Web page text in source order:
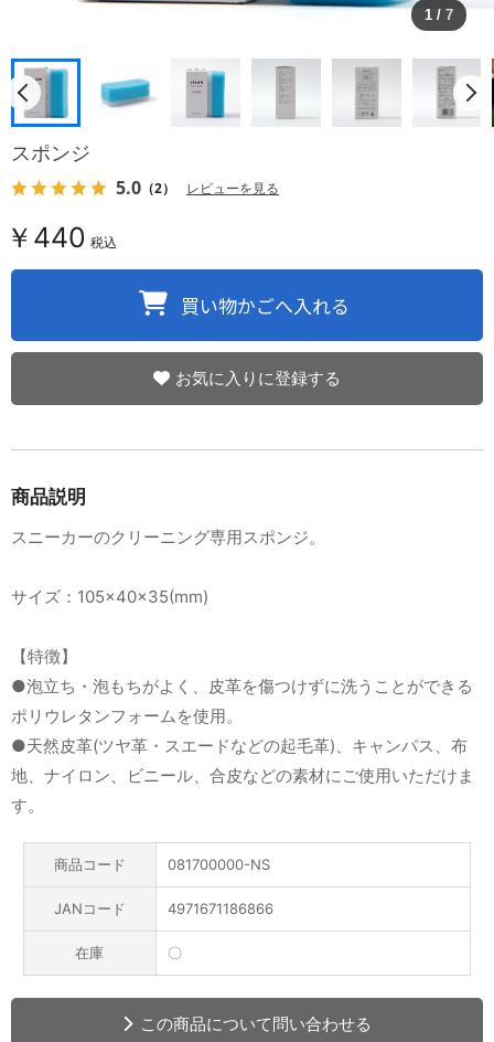
1 / 7
スポンジ
5.0 （2） レビューを見る
￥440 税込
お気に入りに登録する
商品説明
スニーカーのクリーニング専用スポンジ。
サイズ：105×40×35(mm)
【特徴】
●泡立ち・泡もちがよく、皮革を傷つけずに洗うことができる
ポリウレタンフォームを使用。
●天然皮革(ツヤ革・スエードなどの起毛革)、キャンパス、布
地、ナイロン、ビニール、合皮などの素材にご使用いただけま
す。
商品コード 081700000-NS
JANコード 4971671186866
在庫 〇
この商品について問い合わせる